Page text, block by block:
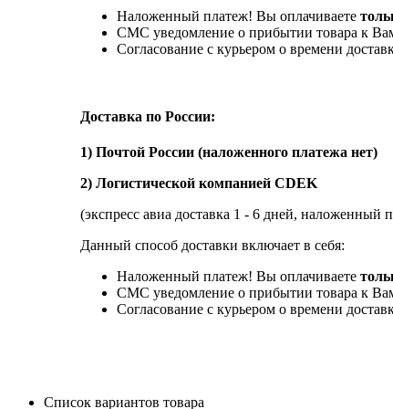
Наложенный платеж! Вы оплачиваете
СМС уведомление о прибытии товара к
Согласование с курьером о времени
Доставка по России:
1) Почтой России (наложенного платежа нет)
2) Логистической компанией CDEK
(экспресс авиа доставка 1 - 6 дней, наложенный
Данный способ доставки включает в себя:
Наложенный платеж! Вы оплачиваете
СМС уведомление о прибытии товара к
Согласование с курьером о времени
Список вариантов товара